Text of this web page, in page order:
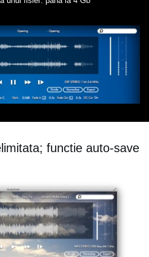
functie auto-save